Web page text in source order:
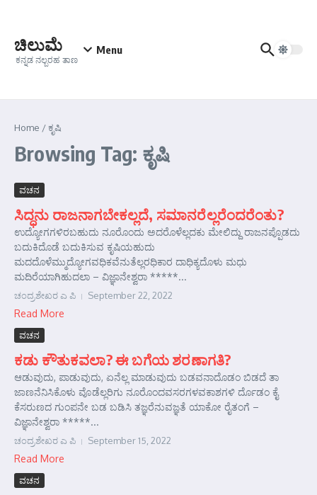
ಚಿಲುಮೆ
ಕನ್ನಡ ನಲ್ಬರಹ ತಾಣ
Menu
Home /ಕೃಷಿ
Browsing Tag: ಕೃಷಿ
ವಚನ
ಸಿದ್ಧನು ರಾಜನಾಗಬೇಕಲ್ಲದೆ, ಸಮಾನರೆಲ್ಲರೆಂದರೆಂತು?
ಉದ್ಯೋಗಗಳಿರಬಹುದು ನೂರೊಂದು ಅದರೊಳೆಲ್ಲದಕು ಮೇಲಿದ್ದು ರಾಜನಪ್ಪೊಡದು
ಬದುಕಿದೊಡೆ ಬದುಕಿಸುವ ಕೃಷಿಯಹುದು
ಮದದೊಳೆಮ್ಮುದ್ಯೋಗವಧಿಕವೆನುತೆಲ್ಲರಧಿಕಾರ ದಾಧಿಕ್ಯದೊಳು ಮಧು
ಮದಿರೆಯಾಗಿಹುದಲಾ – ವಿಜ್ಞಾನೇಶ್ವರಾ *****...
ಚಂದ್ರಶೇಖರ ಎ ಪಿ September 22, 2022
Read More
ವಚನ
ಕಡು ಕೌತುಕವಲಾ? ಈ ಬಗೆಯ ಶರಣಾಗತಿ?
ಆಡುವುದು, ಪಾಡುವುದು, ಏನೆಲ್ಲ ಮಾಡುವುದು ಬಡವನಾದೊಡಂ ಬಿಡದೆ ತಾ
ಜಾಣನೆನಿಸಿಕೊಳು ವೊಡೆಲ್ಲರಿಗು ನೂರೊಂದವಸರಗಳವಕಾಶಗಳಿ ರ್ದೊಡಂ ಕೈ
ಕೆಸರುಣದ ಗುಂಪನೇ ಬಡ ಬಡಿಸಿ ತಜ್ಞರೆನುವಜ್ಞತೆ ಯಾಕೋ ರೈತಂಗೆ –
ವಿಜ್ಞಾನೇಶ್ವರಾ *****...
ಚಂದ್ರಶೇಖರ ಎ ಪಿ September 15, 2022
Read More
ವಚನ